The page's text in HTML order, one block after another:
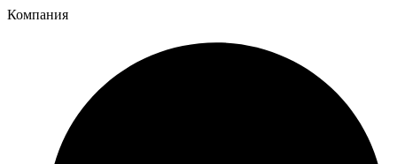
Компания